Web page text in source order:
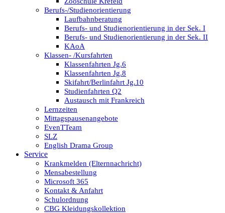
Berufs-/Studienorientierung
Laufbahnberatung
Berufs- und Studienorientierung in der Sek. I
Berufs- und Studienorientierung in der Sek. II
KAoA
Klassen- /Kursfahrten
Klassenfahrten Jg.6
Klassenfahrten Jg.8
Skifahrt/Berlinfahrt Jg.10
Studienfahrten Q2
Austausch mit Frankreich
Lernzeiten
Mittagspausenangebote
EvenTTeam
SLZ
English Drama Group
Service
Krankmelden (Elternnachricht)
Mensabestellung
Microsoft 365
Kontakt & Anfahrt
Schulordnung
CBG Kleidungskollektion